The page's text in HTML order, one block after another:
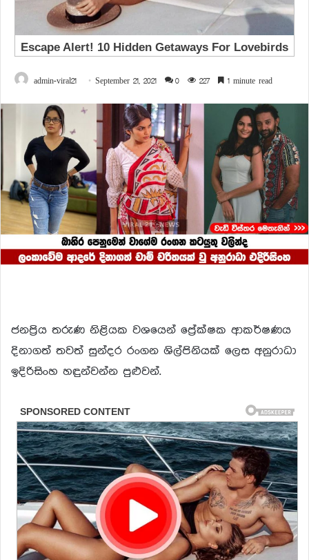
admin-viral21 September 21, 2021 0 227 1 minute read
ජනප්‍රිය තරුණ නිළියක වශයෙන් ප්‍රේක්ෂක ආකර්ෂණය
දිනාගත් තවත් සුන්දර රංගන ශිල්පිනියක් ලෙස අනුරාධා
ඉදිරිසිංහ හඳුන්වන්න පුළුවන්.